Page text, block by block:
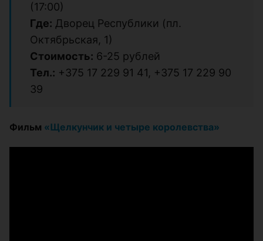
(17:00)
Где: Дворец Республики (пл.
Октябрьская, 1)
Стоимость: 6-25 рублей
Тел.: +375 17 229 91 41, +375 17 229 90
39
Фильм «Щелкунчик и четыре королевства»